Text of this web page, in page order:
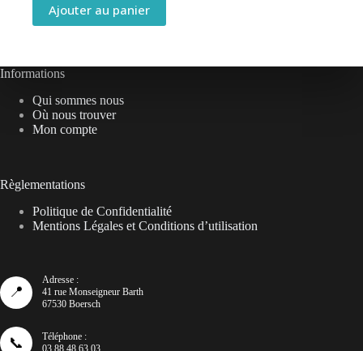
Ajouter au panier
Informations
Qui sommes nous
Où nous trouver
Mon compte
Règlementations
Politique de Confidentialité
Mentions Légales et Conditions d’utilisation
📍
Adresse :
41 rue Monseigneur Barth
67530 Boersch
📞
Téléphone :
03 88 48 63 03